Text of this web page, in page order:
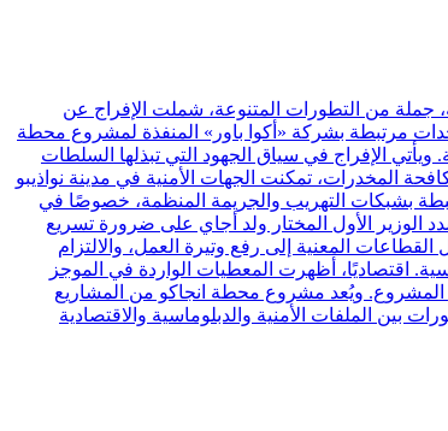
جملة من التطورات المتنوعة، شملت الإفراج عن
مرتبطة بشركة «أكوا باور» المنفذة لمشروع محطة
الموريتانية. ويأتي الإفراج في سياق الجهود التي تبذلها السلطات
المخدرات، تمكنت الجهات الأمنية في مدينة نواذيبو
التحديات الأمنية المرتبطة بشبكات التهريب والجريمة المنظمة، خصوصًا في
الوزير الأول المختار ولد أجاي على ضرورة تسريع
القطاعات المعنية إلى رفع وتيرة العمل، والالتزام
اقتصاديًا، أظهرت المعطيات الواردة في الموجز
المشروع. ويُعد مشروع محطة انجاكو من المشاريع
بين الملفات الأمنية والدبلوماسية والاقتصادية